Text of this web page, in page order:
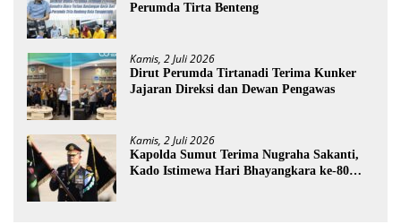
Perumda Tirta Benteng
Kamis, 2 Juli 2026
Dirut Perumda Tirtanadi Terima Kunker
Jajaran Direksi dan Dewan Pengawas
Kamis, 2 Juli 2026
Kapolda Sumut Terima Nugraha Sakanti,
Kado Istimewa Hari Bhayangkara ke-80